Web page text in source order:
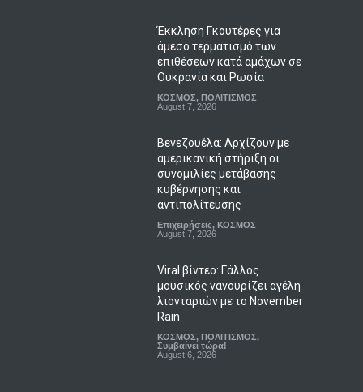
Έκκληση Γκουτέρες για
άμεσο τερματισμό των
επιθέσεων κατά αμάχων σε
Ουκρανία και Ρωσία
ΚΟΣΜΟΣ, ΠΟΛΙΤΙΣΜΟΣ
August 7, 2026
Βενεζουέλα: Αρχίζουν με
αμερικανική στήριξη οι
συνομιλίες μετάβασης
κυβέρνησης και
αντιπολίτευσης
Επιχειρήσεις, ΚΟΣΜΟΣ
August 7, 2026
Viral βίντεο: Γάλλος
μουσικός νανουρίζει αγέλη
λιονταριών με το November
Rain
ΚΟΣΜΟΣ, ΠΟΛΙΤΙΣΜΟΣ,
Συμβαίνει τώρα!
August 6, 2026